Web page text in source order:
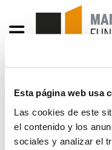
Esta página web usa
Las cookies de este
el contenido y los
sociales y analizar el
Enbata
Enbata-